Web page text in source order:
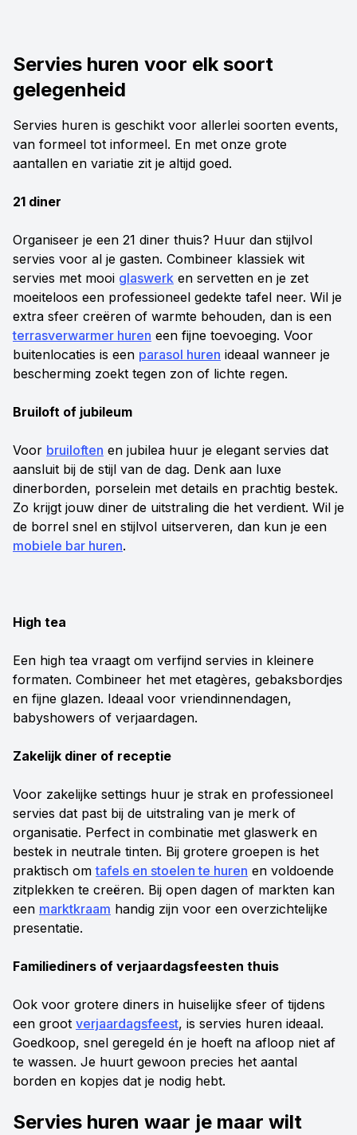
Servies huren voor elk soort
gelegenheid
Servies huren is geschikt voor allerlei soorten events,
van formeel tot informeel. En met onze grote
aantallen en variatie zit je altijd goed.
21 diner
Organiseer je een 21 diner thuis? Huur dan stijlvol
servies voor al je gasten. Combineer klassiek wit
servies met mooi glaswerk en servetten en je zet
moeiteloos een professioneel gedekte tafel neer. Wil je
extra sfeer creëren of warmte behouden, dan is een
terrasverwarmer huren een fijne toevoeging. Voor
buitenlocaties is een parasol huren ideaal wanneer je
bescherming zoekt tegen zon of lichte regen.
Bruiloft of jubileum
Voor bruiloften en jubilea huur je elegant servies dat
aansluit bij de stijl van de dag. Denk aan luxe
dinerborden, porselein met details en prachtig bestek.
Zo krijgt jouw diner de uitstraling die het verdient. Wil je
de borrel snel en stijlvol uitserveren, dan kun je een
mobiele bar huren.
High tea
Een high tea vraagt om verfijnd servies in kleinere
formaten. Combineer het met etagères, gebaksbordjes
en fijne glazen. Ideaal voor vriendinnendagen,
babyshowers of verjaardagen.
Zakelijk diner of receptie
Voor zakelijke settings huur je strak en professioneel
servies dat past bij de uitstraling van je merk of
organisatie. Perfect in combinatie met glaswerk en
bestek in neutrale tinten. Bij grotere groepen is het
praktisch omtafels en stoelen te huren en voldoende
zitplekken te creëren. Bij open dagen of markten kan
een marktkraam handig zijn voor een overzichtelijke
presentatie.
Familiediners of verjaardagsfeesten thuis
Ook voor grotere diners in huiselijke sfeer of tijdens
een groot verjaardagsfeest, is servies huren ideaal.
Goedkoop, snel geregeld én je hoeft na afloop niet af
te wassen. Je huurt gewoon precies het aantal
borden en kopjes dat je nodig hebt.
Servies huren waar je maar wilt